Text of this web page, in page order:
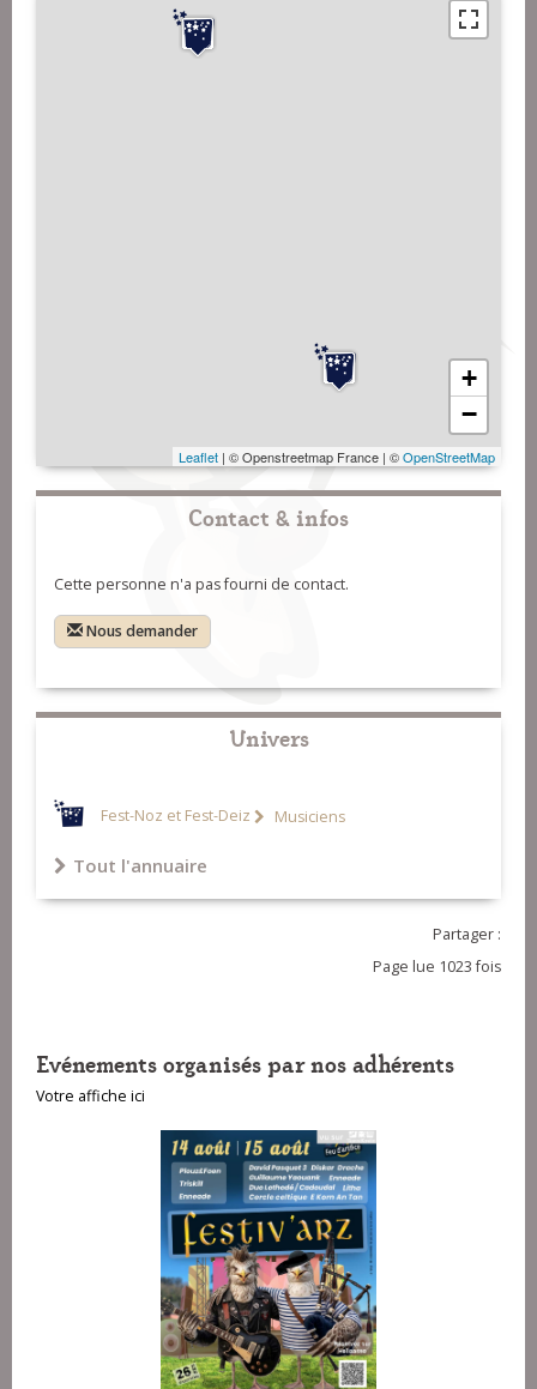
+
−
Leaflet | © Openstreetmap France | ©OpenStreetMap
Contact & infos
Cette personne n'a pas fourni de contact.
Nous demander
Univers
Fest-Noz et Fest-Deiz Musiciens
Tout l'annuaire
Partager :
Page lue 1023 fois
Evénements organisés par nos adhérents
Votre affiche ici